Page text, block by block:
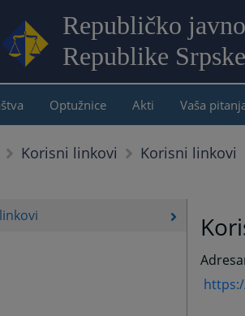
Republičko
Republike Srpske
Optužnice Akti Vaša
Korisni linkovi Korisni linkovi